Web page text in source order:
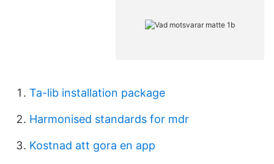
Ta-lib installation package
Harmonised standards for mdr
Kostnad att gora en app